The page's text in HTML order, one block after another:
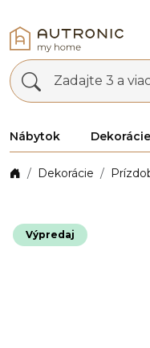
Zadajte 3 a
Nábytok Dekorácie
Dekorácie
Výpredaj